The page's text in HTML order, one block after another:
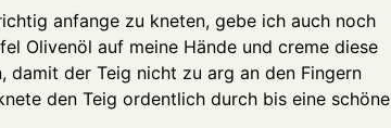
anfange zu kneten, gebe ich auch noch
Olivenöl auf meine Hände und creme diese
damit der Teig nicht zu arg an den Fingern
den Teig ordentlich durch bis eine schöne